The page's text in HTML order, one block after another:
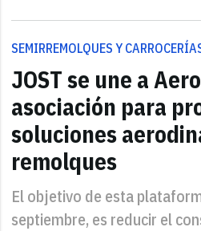
SEMIRREMOLQUES Y
JOST se une a
asociación para
soluciones
remolques
El objetivo de esta
septiembre, es reducir el